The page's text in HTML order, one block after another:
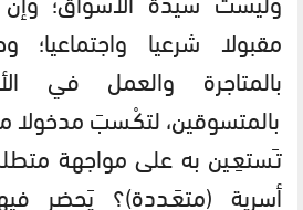
مقبولا شرعيا واجتماعيا؛
بالمتاجرة والعمل في
بالمتسوقين، لتكْـسبَ مدخولا
تـَستعِـين به على مواجهة
أسرية (متعَـددة)؟ يَحضر